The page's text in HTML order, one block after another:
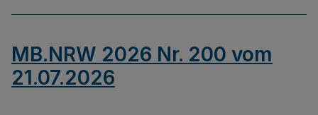
MB.NRW 2026 Nr. 200 vom
21.07.2026